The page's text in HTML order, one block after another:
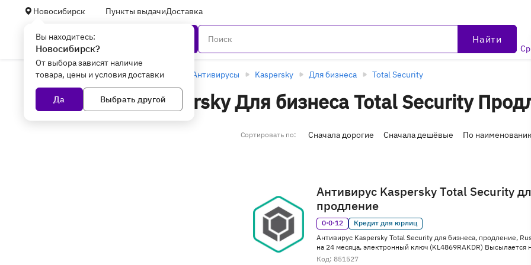
Новосибирск Пункты выдачиДоставка
Вы находитесь:
Новосибирск?
От выбора зависят наличие
товара, цены и условия доставки
Да Выбрать другой
Найти
Главная Программное обеспечение Антивирусы Kaspersky Для бизнеса Total Security
Антивирусы Kaspersky Для бизнеса Total Security
Новосибирске
Сортировать по: Сначала дорогие Сначала дешёвые По
Антивирус Kaspersky Total Security
продление
0·0·12
Кредит для юрлиц
Антивирус Kaspersky Total Security для бизнеса, продление,
на 24 месяца, электронный ключ (KL4869RAKDR) Высылается
Код: 851527